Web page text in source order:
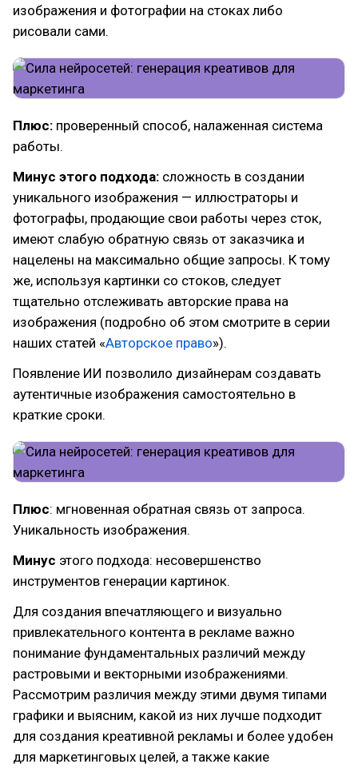
изображения и фотографии на стоках либо
рисовали сами.
Плюс: проверенный способ, налаженная система
работы.
Минус этого подхода: сложность в создании
уникального изображения — иллюстраторы и
фотографы, продающие свои работы через сток,
имеют слабую обратную связь от заказчика и
нацелены на максимально общие запросы. К тому
же, используя картинки со стоков, следует
тщательно отслеживать авторские права на
изображения (подробно об этом смотрите в серии
наших статей «Авторское право»).
Появление ИИ позволило дизайнерам создавать
аутентичные изображения самостоятельно в
краткие сроки.
Плюс: мгновенная обратная связь от запроса.
Уникальность изображения.
Минус этого подхода: несовершенство
инструментов генерации картинок.
Для создания впечатляющего и визуально
привлекательного контента в рекламе важно
понимание фундаментальных различий между
растровыми и векторными изображениями.
Рассмотрим различия между этими двумя типами
графики и выясним, какой из них лучше подходит
для создания креативной рекламы и более удобен
для маркетинговых целей, а также какие